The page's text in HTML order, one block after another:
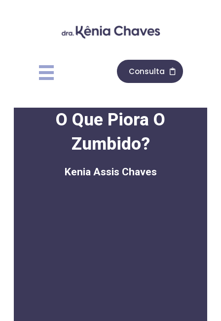
Consulta
O Que Piora O
Zumbido?
Kenia Assis Chaves